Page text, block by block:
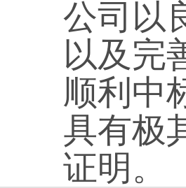
公司以
以及完
顺利中
具有极
证明。